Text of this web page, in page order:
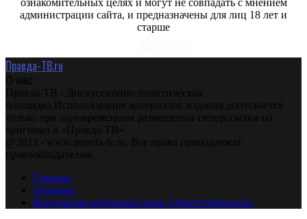
ознакомительных целях и могут не совпадать с мнением
администрации сайта, и предназначены для лиц 18 лет и
старше
Правда-ТВ.ru
О нас
Правда-ТВ - Дискуссионно политическая
площадка.Использование материалов издания допускается
только при одновременном размещении гиперссылки на
оригинал в «Правда-ТВ»
@2023 - www.pravda-tv.ru. Все права принадлежат
правообладателям.
Главная
Авторам
Владельцам авторских прав. Ответственности.